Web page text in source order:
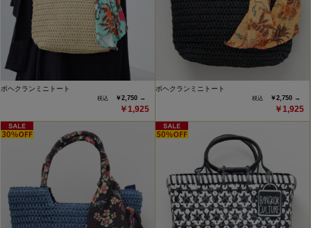
ボヘクランミニトート
￥2,750 →
￥1,925
ボヘクランミニトート
￥2,750 →
￥1,925